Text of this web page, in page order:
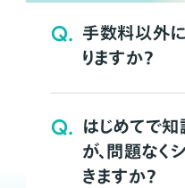
Q. 手数料以外
りますか？
Q. はじめてで
が、問題なく
きますか？